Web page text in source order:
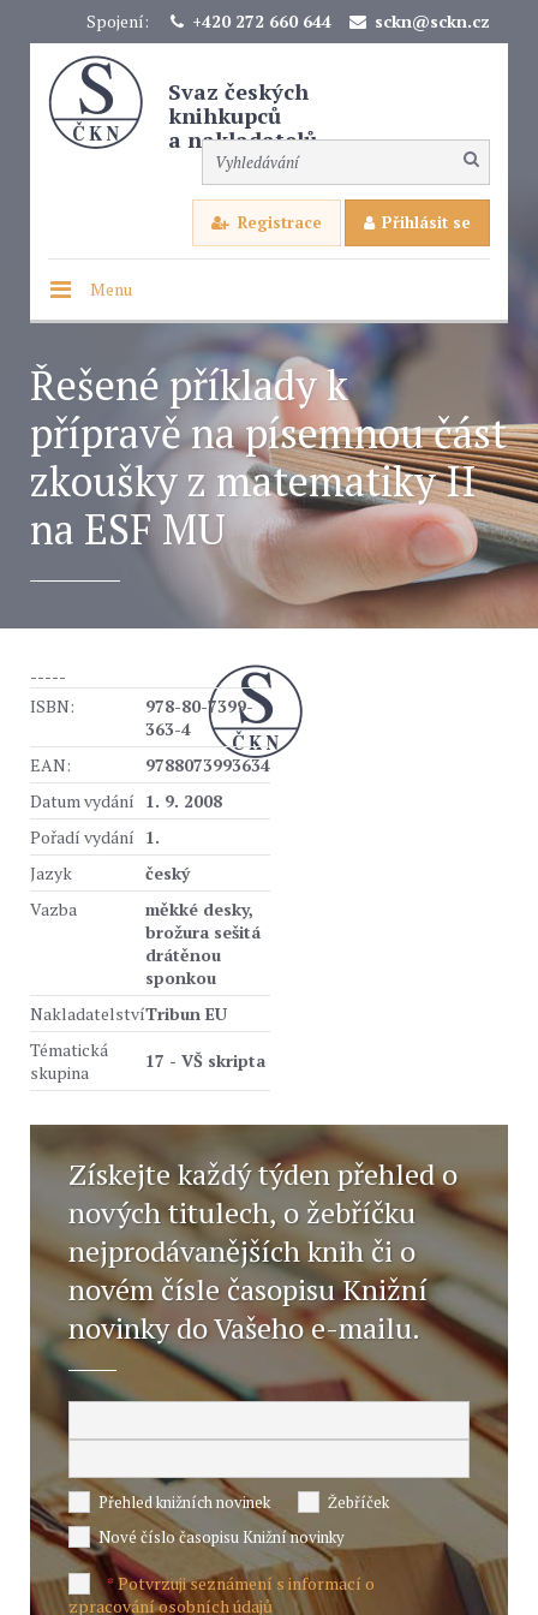
Spojení: +420 272 660 644 sckn@sckn.cz
Svaz českých
knihkupců
a nakladatelů
Registrace Přihlásit se
Menu
Řešené příklady k
přípravě na písemnou část
zkoušky z matematiky II
na ESF MU
-----
ISBN:
978-80-7399-
363-4
EAN:
9788073993634
Datum vydání 1. 9. 2008
Pořadí vydání 1.
Jazyk
český
Vazba
měkké desky,
brožura sešitá
drátěnou
sponkou
NakladatelstvíTribun EU
Tématická
skupina
17 - VŠ skripta
Získejte každý týden přehled o
nových titulech, o žebříčku
nejprodávanějších knih či o
novém čísle časopisu Knižní
novinky do Vašeho e-mailu.
Přehled knižních novinek
Žebříček
Nové číslo časopisu Knižní novinky
*Potvrzuji seznámení s informací o
zpracování osobních údajů